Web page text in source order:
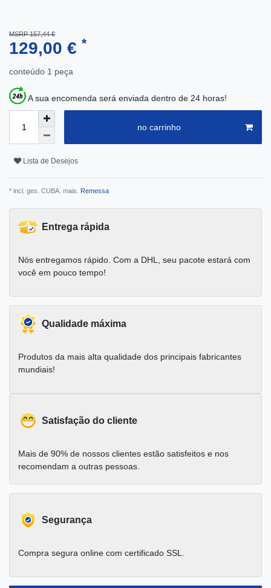
MSRP 157,44 €
129,00 € *
conteúdo 1 peça
A sua encomenda será enviada dentro de 24 horas!
no carrinho
Lista de Desejos
* incl. ges. CUBA. mais. Remessa
Entrega rápida
Nós entregamos rápido. Com a DHL, seu pacote estará com
você em pouco tempo!
Qualidade máxima
Produtos da mais alta qualidade dos principais fabricantes
mundiais!
Satisfação do cliente
Mais de 90% de nossos clientes estão satisfeitos e nos
recomendam a outras pessoas.
Segurança
Compra segura online com certificado SSL.